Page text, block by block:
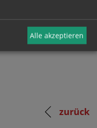
zurück
Alle akzeptieren